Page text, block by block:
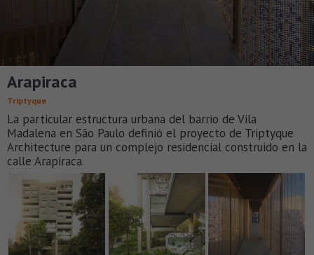
Arapiraca
Triptyque
La particular estructura urbana del barrio de Vila
Madalena en São Paulo definió el proyecto de Triptyque
Architecture para un complejo residencial construido en la
calle Arapiraca.